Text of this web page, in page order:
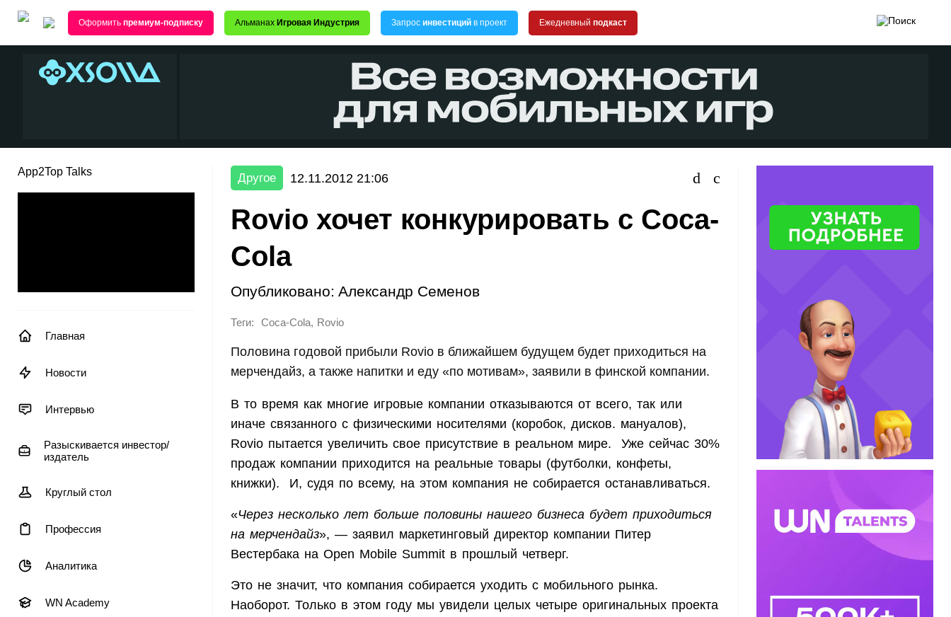
Оформить премиум-подписку Альманах Игровая Индустрия Запрос инвестиций в проект Ежедневный подкаст
App2Top Talks
Главная
Новости
Интервью
Разыскивается инвестор/
издатель
Круглый стол
Профессия
Аналитика
WN Academy
Другое 12.11.2012 21:06
Rovio хочет конкурировать с Coca-
Cola
Опубликовано: Александр Семенов
Теги: Coca-Cola, Rovio
Половина годовой прибыли Rovio в ближайшем будущем будет приходиться на
мерчендайз, а также напитки и еду «по мотивам», заявили в финской компании.
В то время как многие игровые компании отказываются от всего, так или
иначе связанного с физическими носителями (коробок, дисков. мануалов),
Rovio пытается увеличить свое присутствие в реальном мире. Уже сейчас 30%
продаж компании приходится на реальные товары (футболки, конфеты,
книжки). И, судя по всему, на этом компания не собирается останавливаться.
«Через несколько лет больше половины нашего бизнеса будет приходиться
на мерчендайз», — заявил маркетинговый директор компании Питер
Вестербака на Open Mobile Summit в прошлый четверг.
Это не значит, что компания собирается уходить с мобильного рынка.
Наоборот. Только в этом году мы увидели целых четыре оригинальных проекта